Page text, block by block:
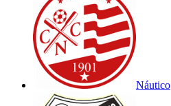
Náutico